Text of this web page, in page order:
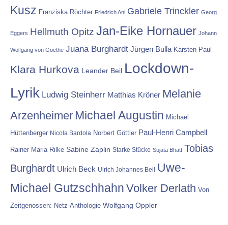
Kusz Franziska Röchter Friedrich Ani Gabriele Trinckler Georg
Eggers Hellmuth Opitz Jan-Eike Hornauer Johann
Wolfgang von Goethe Juana Burghardt Jürgen Bulla Karsten Paul
Klara Hurkova Leander Beil Lockdown-
Lyrik Ludwig Steinherr Matthias Kröner Melanie
Arzenheimer Michael Augustin Michael
Hüttenberger Nicola Bardola Norbert Göttler Paul-Henri Campbell
Rainer Maria Rilke Sabine Zaplin Starke Stücke Sujata Bhatt Tobias
Burghardt Ulrich Beck Ulrich Johannes Beil Uwe-
Michael Gutzschhahn Volker Derlath Von
Zeitgenossen: Netz-Anthologie Wolfgang Oppler